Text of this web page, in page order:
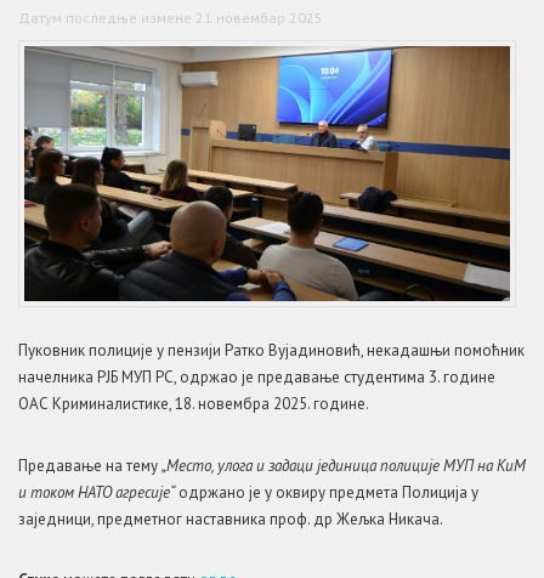
Датум последње измене 21 новембар 2025
Пуковник полиције у пензији Ратко Вујадиновић, некадашњи помоћник
начелника РЈБ МУП РС, одржао је предавање студентима 3. године
ОАС Криминалистике, 18. новембра 2025. године.
Предавање на тему„Место, улога и задаци јединица полиције МУП на КиМ
и током НАТО агресије“одржано је у оквиру предмета Полиција у
заједници, предметног наставника проф. др Жељка Никача.